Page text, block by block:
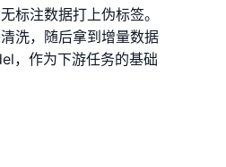
标注数据打上伪标签。
洗，随后拿到增量数据
，作为下游任务的基础